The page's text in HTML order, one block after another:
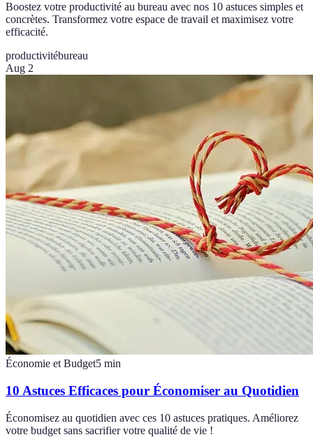
Boostez votre productivité au bureau avec nos 10 astuces simples et
concrètes. Transformez votre espace de travail et maximisez votre
efficacité.
productivitébureau
Aug 2
Économie et Budget5 min
10 Astuces Efficaces pour Économiser au Quotidien
Économisez au quotidien avec ces 10 astuces pratiques. Améliorez
votre budget sans sacrifier votre qualité de vie !